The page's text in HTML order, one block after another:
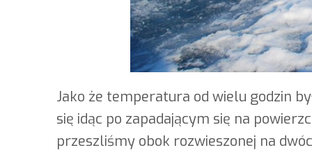
Jako że temperatura od wielu godzin
się idąc po zapadającym się na
przeszliśmy obok rozwieszonej na